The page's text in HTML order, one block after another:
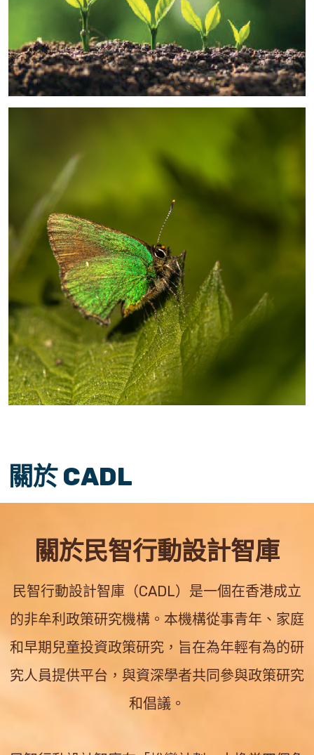
關於 CADL
關於民智行動設計智庫
民智行動設計智庫（CADL）是一個在香港成立
的非牟利政策研究機構。本機構從事青年、家庭
和早期兒童投資政策研究，旨在為年輕有為的研
究人員提供平台，與資深學者共同參與政策研究
和倡議。